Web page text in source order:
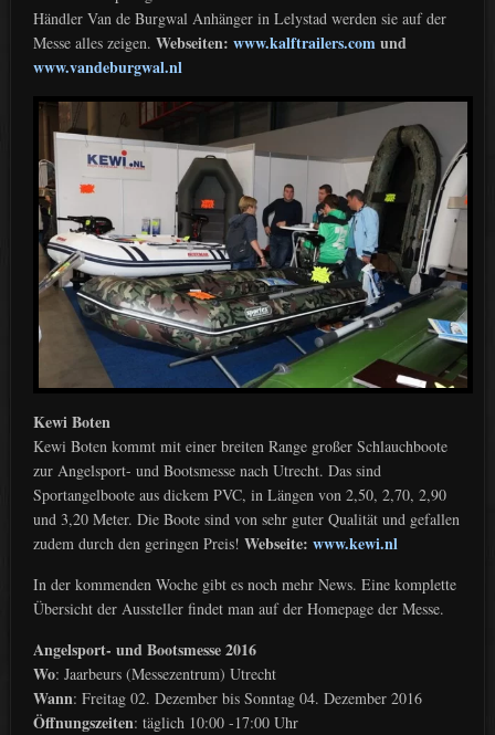
Händler Van de Burgwal Anhänger in Lelystad werden sie auf der
Messe alles zeigen. Webseiten: www.kalftrailers.comund
www.vandeburgwal.nl
Kewi Boten
Kewi Boten kommt mit einer breiten Range großer Schlauchboote
zur Angelsport- und Bootsmesse nach Utrecht. Das sind
Sportangelboote aus dickem PVC, in Längen von 2,50, 2,70, 2,90
und 3,20 Meter. Die Boote sind von sehr guter Qualität und gefallen
zudem durch den geringen Preis! Webseite: www.kewi.nl
In der kommenden Woche gibt es noch mehr News. Eine komplette
Übersicht der Aussteller findet man auf der Homepage der Messe.
Angelsport- und Bootsmesse 2016
Wo: Jaarbeurs (Messezentrum) Utrecht
Wann: Freitag 02. Dezember bis Sonntag 04. Dezember 2016
Öffnungszeiten: täglich 10:00 -17:00 Uhr